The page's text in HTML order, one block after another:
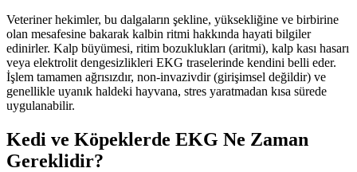
Veteriner hekimler, bu dalgaların şekline, yüksekliğine ve birbirine
olan mesafesine bakarak kalbin ritmi hakkında hayati bilgiler
edinirler. Kalp büyümesi, ritim bozuklukları (aritmi), kalp kası hasarı
veya elektrolit dengesizlikleri EKG traselerinde kendini belli eder.
İşlem tamamen ağrısızdır, non-invazivdir (girişimsel değildir) ve
genellikle uyanık haldeki hayvana, stres yaratmadan kısa sürede
uygulanabilir.
Kedi ve Köpeklerde EKG Ne Zaman
Gereklidir?